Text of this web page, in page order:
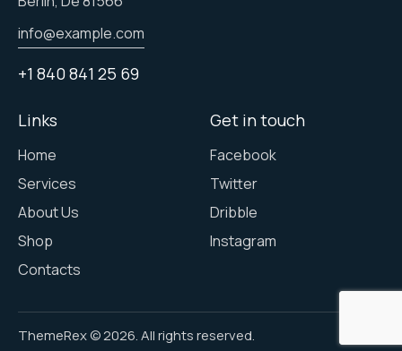
info@example.com
+1 840 841 25 69
Links
Home
Services
About Us
Shop
Contacts
Get in touch
Facebook
Twitter
Dribble
Instagram
ThemeRex© 2026. All rights reserved.